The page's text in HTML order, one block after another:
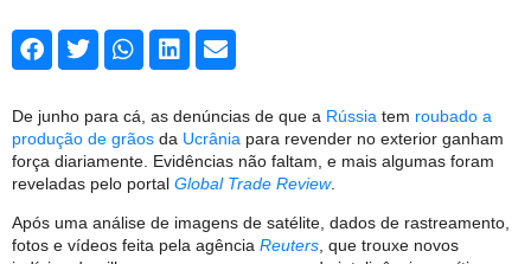
De junho para cá, as denúncias de que a Rússia tem roubado a
produção de grãos da Ucrânia para revender no exterior ganham
força diariamente. Evidências não faltam, e mais algumas foram
reveladas pelo portal Global Trade Review.
Após uma análise de imagens de satélite, dados de rastreamento,
fotos e vídeos feita pela agência Reuters, que trouxe novos